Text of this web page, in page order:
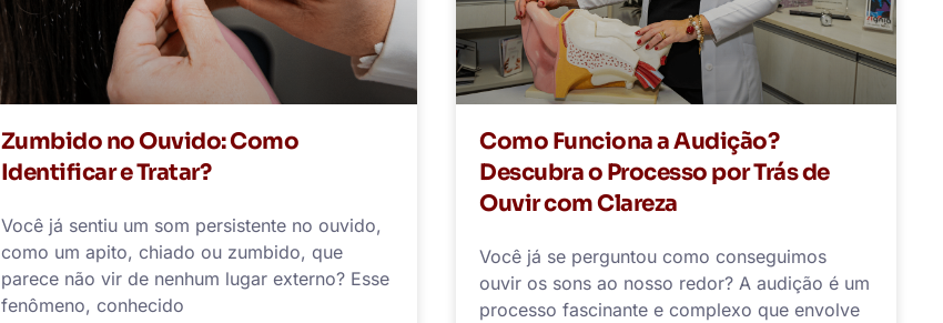
Zumbido no Ouvido: Como
Identificar e Tratar?
Você já sentiu um som persistente no ouvido,
como um apito, chiado ou zumbido, que
parece não vir de nenhum lugar externo? Esse
fenômeno, conhecido
Como Funciona a Audição?
Descubra o Processo por Trás de
Ouvir com Clareza
Você já se perguntou como conseguimos
ouvir os sons ao nosso redor? A audição é um
processo fascinante e complexo que envolve